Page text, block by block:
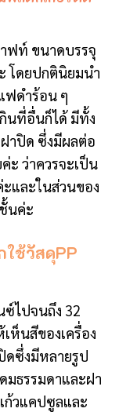
ฟท์ ขนาดบรรจุ
โดยปกตินิยมนำ
ฟดำร้อน ๆ
นที่อื่นก็ได้ มีทั้ง
าปิด ซึ่งมีผลต่อ
ะ ว่าควรจะเป็น
และในส่วนของ
นค่ะ
ใช้วัสดุPP
ไปจนถึง 32
ห็นสีของเครื่อง
ดซึ่งมีหลายรูป
ธรรมดาและฝา
ก้วแคปซูลและ